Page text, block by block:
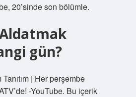
20’sinde son bölümle.
Aldatmak
gün?
| Her perşembe
-YouTube. Bu içerik